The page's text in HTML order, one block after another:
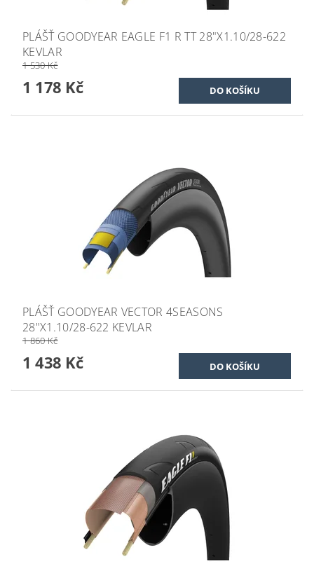
PLÁŠŤ GOODYEAR EAGLE F1 R TT 28"X1.10/28-622
KEVLAR
1 530 Kč
1 178 Kč
PLÁŠŤ GOODYEAR VECTOR 4SEASONS
28"X1.10/28-622 KEVLAR
1 860 Kč
1 438 Kč